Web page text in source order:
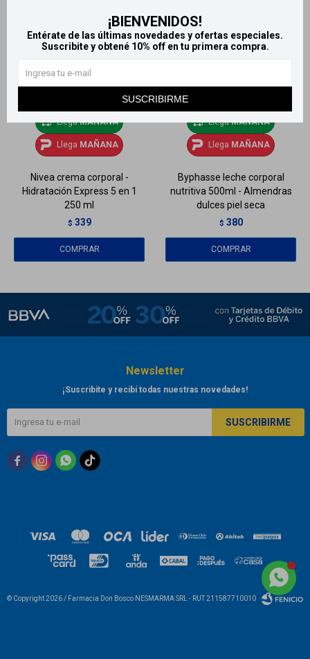
¡BIENVENIDOS!
Entérate de las últimas novedades y ofertas especiales.
Suscribite y obtené 10% off en tu primera compra.
SUSCRIBIRME
LlegaMAÑANA
Llega MAÑANA
Nivea crema corporal -
Hidratación Express 5 en 1
250 ml
$ 339
LlegaMAÑANA
Llega MAÑANA
Byphasse leche corporal
nutritiva 500ml - Almendras
dulces piel seca
$ 380
Newsletter
¡Suscribite y recibí todas nuestras novedades!
SUSCRIBIRME
  
© Copyright 2026 / Farmacia Don Bosco NESMARMA SRL - RUT 211587710010